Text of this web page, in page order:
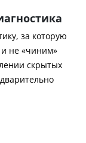
за которую
не «чиним»
скрытых